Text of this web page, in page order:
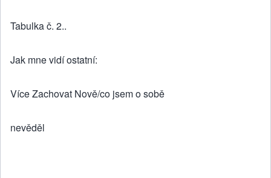
Tabulka č. 2..
Jak mne vidí ostatní:
Více Zachovat Nově/co jsem o sobě
nevěděl